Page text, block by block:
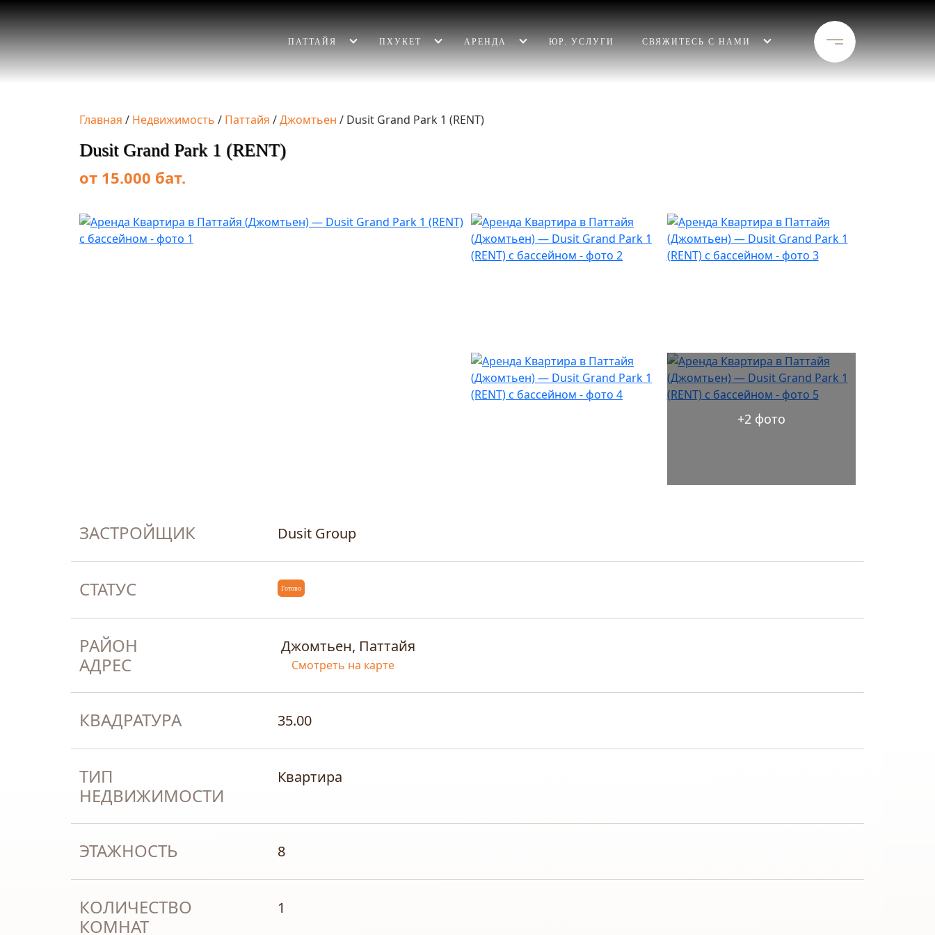
ПАТТАЙЯ ПХУКЕТ АРЕНДА ЮР. УСЛУГИ СВЯЖИТЕСЬ С НАМИ
Главная / Недвижимость / Паттайя /Джомтьен / Dusit Grand Park 1 (RENT)
Dusit Grand Park 1 (RENT)
от 15.000 бат.
+2 фото
ЗАСТРОЙЩИК Dusit Group
СТАТУС Готово
РАЙОН
АДРЕС
Джомтьен, Паттайя
Смотреть на карте
КВАДРАТУРА 35.00
ТИП
НЕДВИЖИМОСТИ
Квартира
ЭТАЖНОСТЬ 8
КОЛИЧЕСТВО
КОМНАТ
1